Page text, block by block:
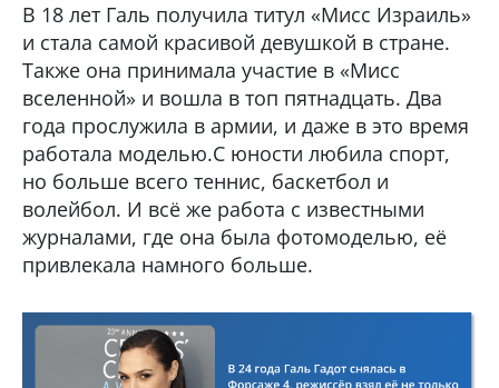
В 18 лет Галь получила титул «Мисс Израиль»
и стала самой красивой девушкой в стране.
Также она принимала участие в «Мисс
вселенной» и вошла в топ пятнадцать. Два
года прослужила в армии, и даже в это время
работала моделью.С юности любила спорт,
но больше всего теннис, баскетбол и
волейбол. И всё же работа с известными
журналами, где она была фотомоделью, её
привлекала намного больше.